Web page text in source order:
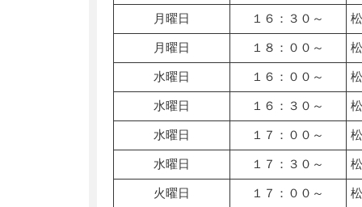
月曜日 １６：３０～
月曜日 １８：００～
水曜日 １６：００～
水曜日 １６：３０～
水曜日 １７：００～
水曜日 １７：３０～
火曜日 １７：００～